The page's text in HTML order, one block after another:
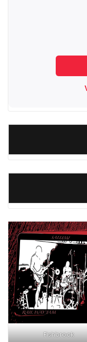
Fishbrook